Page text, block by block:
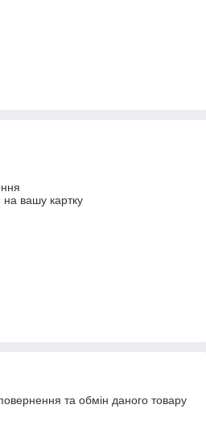
на вашу картку
та обмін даного товару